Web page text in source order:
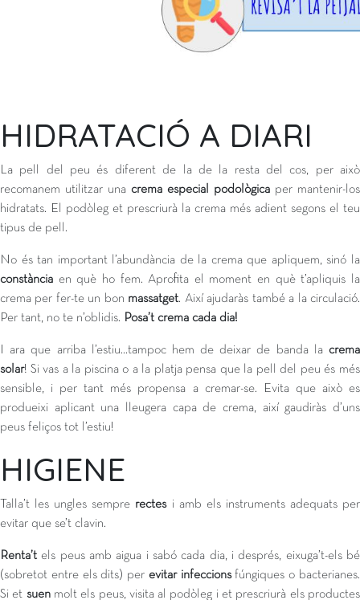
HIDRATACIÓ A DIARI
La pell del peu és diferent de la de la resta del cos, per això
recomanem utilitzar una crema especial podològica per mantenir-los
hidratats. El podòleg et prescriurà la crema més adient segons el teu
tipus de pell.
No és tan important l’abundància de la crema que apliquem, sinó la
constància en què ho fem. Aprofita el moment en què t’apliquis la
crema per fer-te un bon massatget. Així ajudaràs també a la circulació.
Per tant, no te n’oblidis. Posa’t crema cada dia!
I ara que arriba l’estiu…tampoc hem de deixar de banda la crema
solar! Si vas a la piscina o a la platja pensa que la pell del peu és més
sensible, i per tant més propensa a cremar-se. Evita que això es
produeixi aplicant una lleugera capa de crema, així gaudiràs d’uns
peus feliços tot l’estiu!
HIGIENE
Talla’t les ungles sempre rectesi amb els instruments adequats per
evitar que se’t clavin.
Renta’t els peus amb aigua i sabó cada dia, i després, eixuga’t-els bé
(sobretot entre els dits) per evitar infeccionsfúngiques o bacterianes.
Si et suenmolt els peus, visita al podòleg i et prescriurà els productes